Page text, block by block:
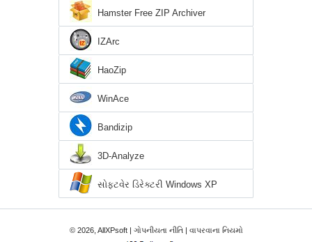
Hamster Free ZIP Archiver
IZArc
HaoZip
WinAce
Bandizip
3D-Analyze
સોફ્ટવેર ડિરેક્ટરી Windows XP
© 2026, AllXPsoft | ગોપનીયતા નીતિ| વાપરવાના નિયમો